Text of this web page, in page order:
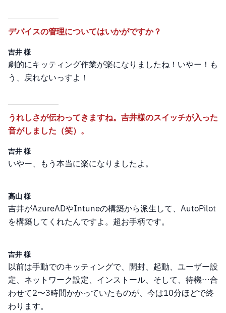
デバイスの管理についてはいかがですか？
吉井 様
劇的にキッティング作業が楽になりましたね！いやー！も
う、戻れないっすよ！
うれしさが伝わってきますね。吉井様のスイッチが入った
音がしました（笑）。
吉井 様
いやー、もう本当に楽になりましたよ。
高山 様
吉井がAzureADやIntuneの構築から派生して、AutoPilot
を構築してくれたんですよ。超お手柄です。
吉井 様
以前は手動でのキッティングで、開封、起動、ユーザー設
定、ネットワーク設定、インストール、そして、待機…合
わせて2〜3時間かかっていたものが、今は10分ほどで終
わります。